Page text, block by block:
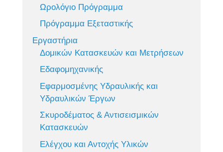
Ωρολόγιο Πρόγραμμα
Πρόγραμμα Εξεταστικής
Εργαστήρια
Δομικών Κατασκευών και Μετρήσεων
Εδαφομηχανικής
Εφαρμοσμένης Υδραυλικής και
Υδραυλικών Έργων
Σκυροδέματος & Αντισεισμικών
Κατασκευών
Ελέγχου και Αντοχής Υλικών